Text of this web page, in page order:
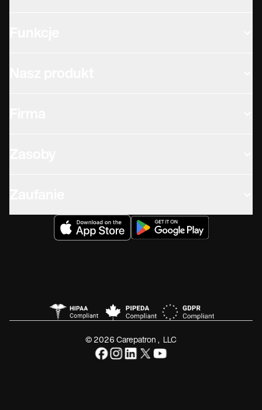
© 2026 Carepatron, LLC